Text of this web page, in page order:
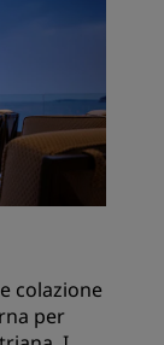
colazione
per